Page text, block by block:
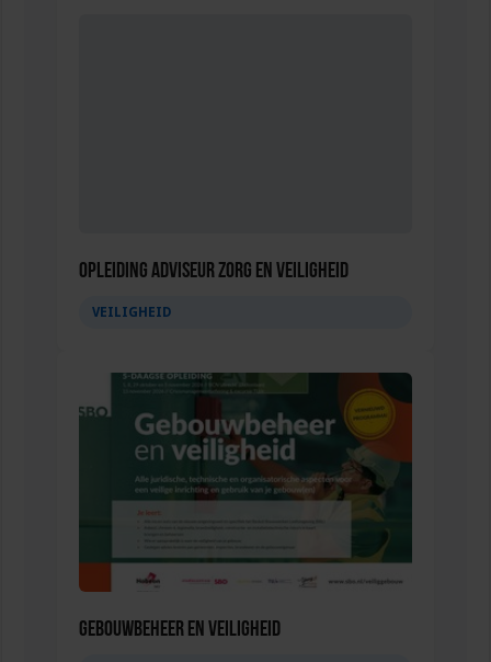
Opleiding Adviseur zorg en veiligheid
VEILIGHEID
Gebouwbeheer en veiligheid